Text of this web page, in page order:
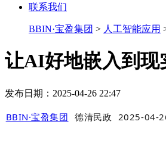
联系我们
BBIN·宝盈集团 > 人工智能应用
让AI好地嵌入到现
发布日期：2025-04-26 22:47
BBIN·宝盈集团 德清民政 2025-04-